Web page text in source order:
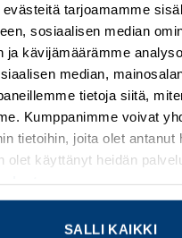
tarjoamamme
sosiaalisen median
ja kävijämäärämme
median,
tietoja siitä,
Kumppanimme voivat
tietoihin, joita olet antanut
olet käyttänyt heidän
SALLI KAIKKI
, Uudet tuotteet
MYÖS
wishlist